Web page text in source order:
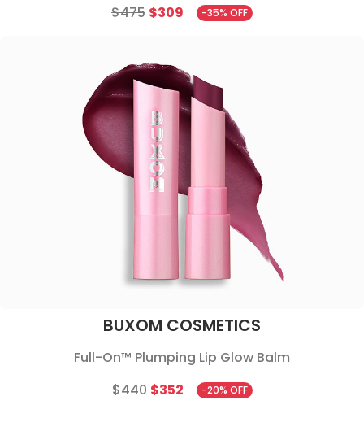
$475 $309 -35% OFF
BUXOM COSMETICS
Full-On™ Plumping Lip Glow Balm
$440 $352 -20% OFF